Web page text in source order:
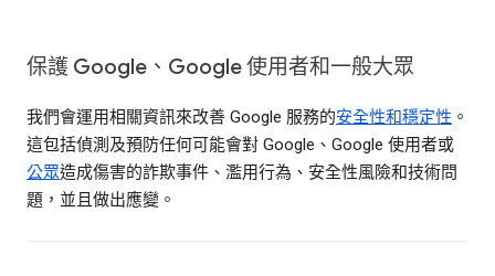
保護 Google、Google 使用者和一般大眾
我們會運用相關資訊來改善 Google 服務的安全性和穩定性 。
這包括偵測及預防任何可能會對 Google、Google 使用者或
公眾造成傷害的詐欺事件、濫用行為、安全性風險和技術問
題，並且做出應變。